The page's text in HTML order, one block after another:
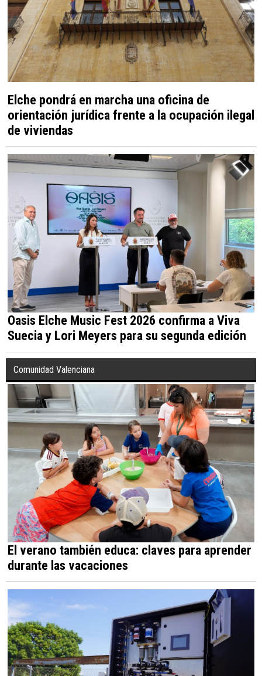
Elche pondrá en marcha una oficina de
orientación jurídica frente a la ocupación ilegal
de viviendas
Oasis Elche Music Fest 2026 confirma a Viva
Suecia y Lori Meyers para su segunda edición
Comunidad Valenciana
El verano también educa: claves para aprender
durante las vacaciones